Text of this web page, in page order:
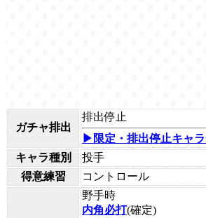
ガチャ排出
排出停止
▶限定・排出停止キャ
キャラ種別
投手
得意練習
コントロール
野手時
内角必打(確定)